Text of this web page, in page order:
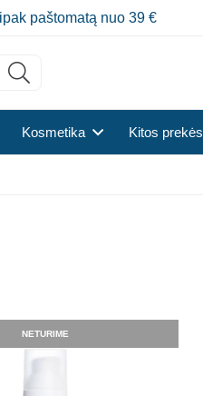
paštomatą nuo 39 €
Kosmetika Kitos prekės
NETURIME